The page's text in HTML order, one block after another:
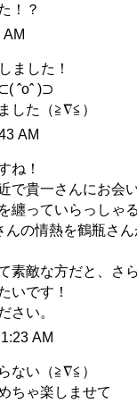
！？
AM
ました！
ˆoˆ )⊃
した（≧∇≦）
AM
ね！
で貴一さんにお会
纏っていらっしゃ
んの情熱を鶴瓶さ
素敵な方だと、さ
いです！
さい。
AM
ない（≧∇≦）
ちゃ楽しませて